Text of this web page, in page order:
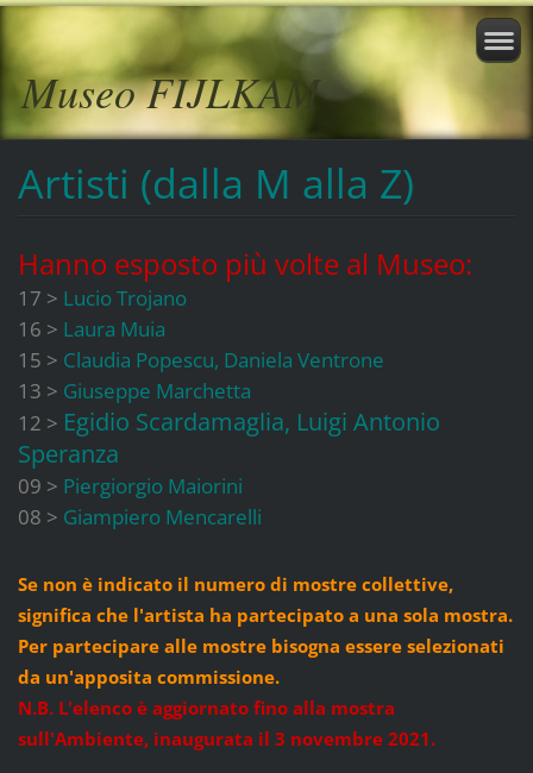
Museo FIJLKAM
Artisti (dalla M alla Z)
Hanno esposto più volte al Museo:
17 > Lucio Trojano
16 > Laura Muia
15 > Claudia Popescu, Daniela Ventrone
13 > Giuseppe Marchetta
12 > Egidio Scardamaglia, Luigi Antonio
Speranza
09 > Piergiorgio Maiorini
08 > Giampiero Mencarelli
Se non è indicato il numero di mostre collettive,
significa che l'artista ha partecipato a una sola mostra.
Per partecipare alle mostre bisogna essere selezionati
da un'apposita commissione.
N.B. L'elenco è aggiornato fino alla mostra
sull'Ambiente, inaugurata il 3 novembre 2021.